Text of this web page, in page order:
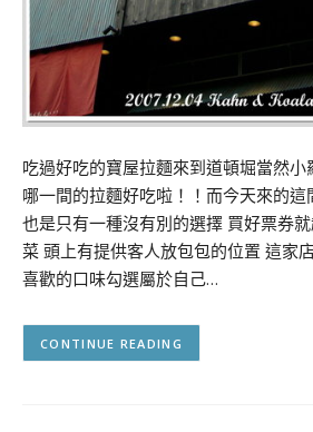
吃過好吃的寶屋拉麵來到道頓堀當然
哪一間的拉麵好吃啦！！而今天來的
也是只有一種沒有別的選擇 買好票券
菜 頭上有提供客人放包包的位置 這家
喜歡的口味勾選屬於自己…
CONTINUE READING